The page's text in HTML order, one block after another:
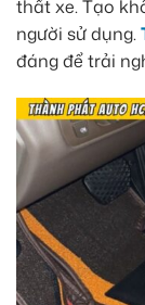
thất xe. Tạo
người sử dụng.
đáng để trải